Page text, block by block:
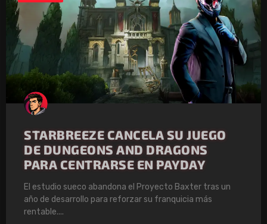
STARBREEZE CANCELA SU JUEGO
DE DUNGEONS AND DRAGONS
PARA CENTRARSE EN PAYDAY
El estudio sueco abandona el Proyecto Baxter tras un
año de desarrollo para reforzar su franquicia más
rentable.